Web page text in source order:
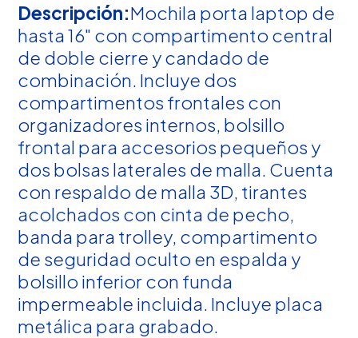
Descripción:Mochila porta laptop de
hasta 16" con compartimento central
de doble cierre y candado de
combinación. Incluye dos
compartimentos frontales con
organizadores internos, bolsillo
frontal para accesorios pequeños y
dos bolsas laterales de malla. Cuenta
con respaldo de malla 3D, tirantes
acolchados con cinta de pecho,
banda para trolley, compartimento
de seguridad oculto en espalda y
bolsillo inferior con funda
impermeable incluida. Incluye placa
metálica para grabado.